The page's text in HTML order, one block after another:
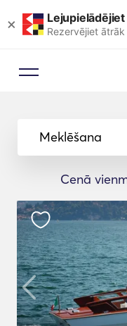
× Rezervējiet
Meklēšana
Cenā